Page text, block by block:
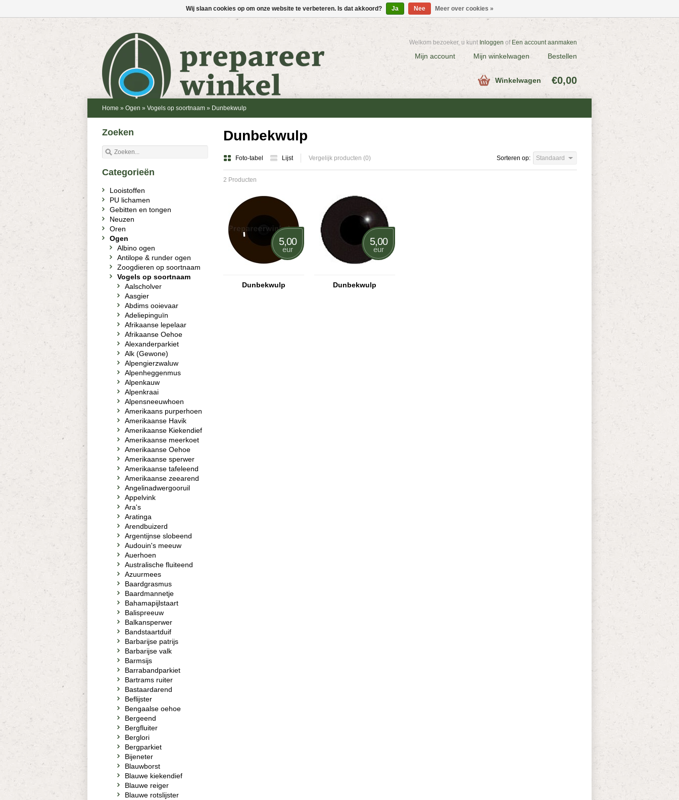
Welkom bezoeker, u kunt Inloggen of Een account aanmaken
Mijn account Mijn winkelwagen Bestellen
Winkelwagen €0,00
Home » Ogen » Vogels op soortnaam » Dunbekwulp
Dunbekwulp
Foto-tabel Lijst Vergelijk producten (0) Sorteren op: Standaard
2 Producten
5,00
eur
Dunbekwulp
5,00
eur
Dunbekwulp
Zoeken
Categorieën
Looistoffen
PU lichamen
Gebitten en tongen
Neuzen
Oren
Ogen
Albino ogen
Antilope & runder ogen
Zoogdieren op soortnaam
Vogels op soortnaam
Aalscholver
Aasgier
Abdims ooievaar
Adeliepinguïn
Afrikaanse lepelaar
Afrikaanse Oehoe
Alexanderparkiet
Alk (Gewone)
Alpengierzwaluw
Alpenheggenmus
Alpenkauw
Alpenkraai
Alpensneeuwhoen
Amerikaans purperhoen
Amerikaanse Havik
Amerikaanse Kiekendief
Amerikaanse meerkoet
Amerikaanse Oehoe
Amerikaanse sperwer
Amerikaanse tafeleend
Amerikaanse zeearend
Angelinadwergooruil
Appelvink
Ara's
Aratinga
Arendbuizerd
Argentijnse slobeend
Audouin's meeuw
Auerhoen
Australische fluiteend
Azuurmees
Baardgrasmus
Baardmannetje
Bahamapijlstaart
Balispreeuw
Balkansperwer
Bandstaartduif
Barbarijse patrijs
Barbarijse valk
Barmsijs
Barrabandparkiet
Bartrams ruiter
Bastaardarend
Beflijster
Bengaalse oehoe
Bergeend
Bergfluiter
Berglori
Bergparkiet
Bijeneter
Blauwborst
Blauwe kiekendief
Blauwe reiger
Blauwe rotslijster
Wij slaan cookies op om onze website te verbeteren. Is dat akkoord? Ja Nee Meer over cookies »